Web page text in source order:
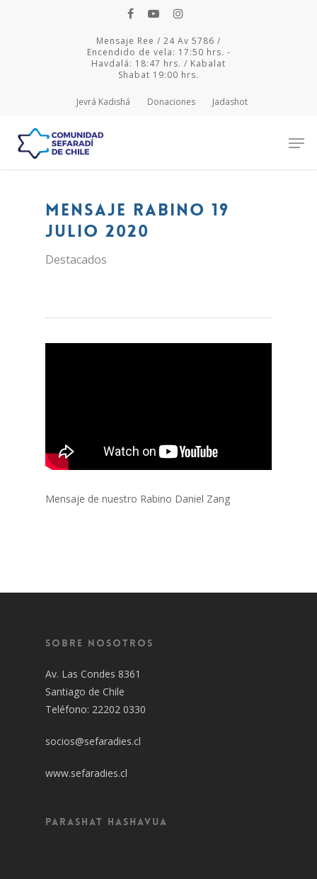
Mensaje Ree / 24 Av 5786 /
Encendido de vela: 17:50 hrs. -
Havdalá: 18:47 hrs. / Kabalat
Shabat 19:00 hrs.
Jevrá Kadishá Donaciones Jadashot
Hit enter to search or ESC to close
Mensaje Rabino 19
julio 2020
Destacados
Mensaje de nuestro Rabino Daniel Zang
Sobre Nosotros
Av. Las Condes 8361
Santiago de Chile
Teléfono: 22202 0330
socios@sefaradies.cl
www.sefaradies.cl
Parashat Hashavua